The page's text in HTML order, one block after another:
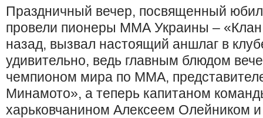
Праздничный вечер, посвященный
провели пионеры ММА Украины –
назад, вызвал настоящий аншлаг в
удивительно, ведь главным блюдом
чемпионом мира по ММА,
Минамото», а теперь капитаном
харьковчанином Алексеем Олейником